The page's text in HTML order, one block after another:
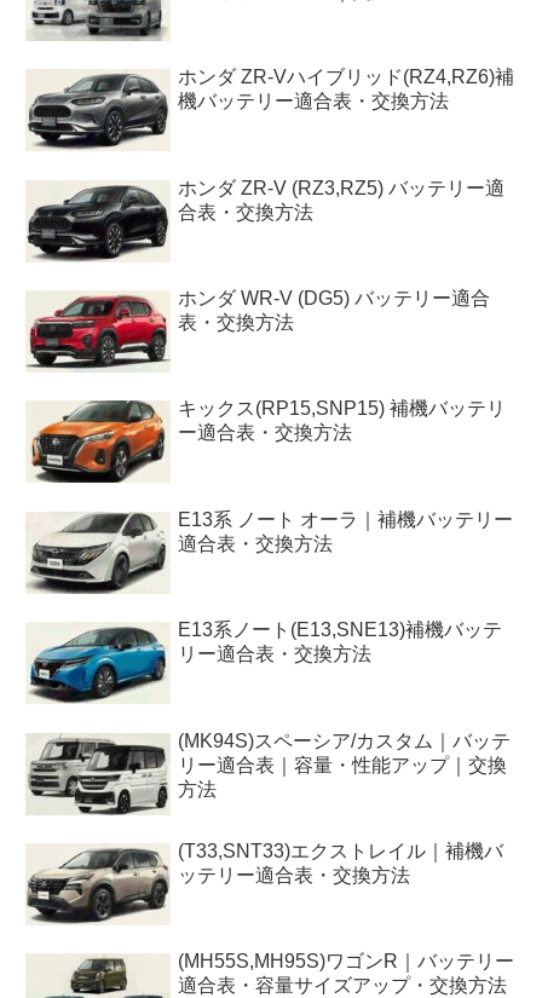
ホンダ ZR-Vハイブリッド(RZ4,RZ6)補
機バッテリー適合表・交換方法
ホンダ ZR-V (RZ3,RZ5) バッテリー適
合表・交換方法
ホンダ WR-V (DG5) バッテリー適合
表・交換方法
キックス(RP15,SNP15) 補機バッテリ
ー適合表・交換方法
E13系 ノート オーラ｜補機バッテリー
適合表・交換方法
E13系ノート(E13,SNE13)補機バッテ
リー適合表・交換方法
(MK94S)スペーシア/カスタム｜バッテ
リー適合表｜容量・性能アップ｜交換
方法
(T33,SNT33)エクストレイル｜補機バ
ッテリー適合表・交換方法
(MH55S,MH95S)ワゴンR｜バッテリー
適合表・容量サイズアップ・交換方法